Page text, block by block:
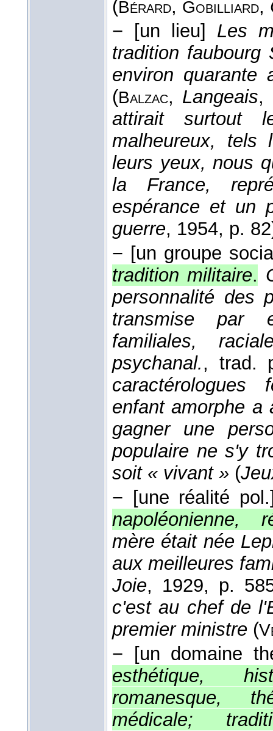
(Bérard, Gobilliard,
−
[un lieu]
Les
tradition faubourg
environ
(Balzac, Langeais,
attirait surtout
malheureux, tels
leurs yeux, nous
la France,
espérance et un
guerre, 1954, p.
− [un groupe
tradition militaire.
personnalité des
transmise par
familiales,
psychanal., trad.
caractérologues
enfant amorphe a
gagner une
populaire ne s'y
soit « vivant » (
− [une réalité
napoléonienne,
mère était née
aux meilleures
Joie, 1929, p.
c'est au chef de
premier ministre (
−
[un domaine
esthétique,
romanesque,
médicale;